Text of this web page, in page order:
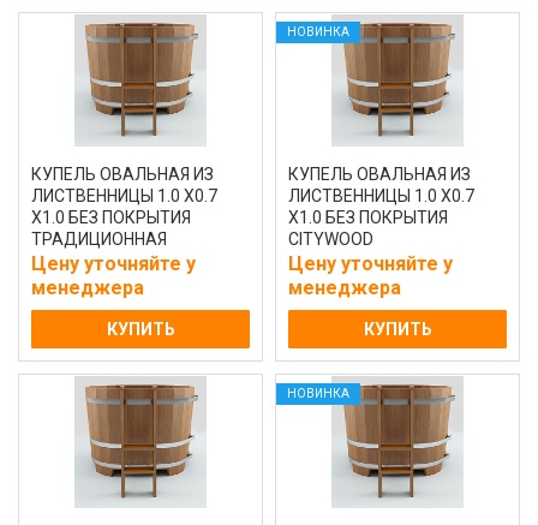
КУПЕЛЬ ОВАЛЬНАЯ ИЗ
ЛИСТВЕННИЦЫ 1.0 Х0.7
Х1.0 БЕЗ ПОКРЫТИЯ
ТРАДИЦИОННАЯ
Цену уточняйте у
менеджера
КУПИТЬ
НОВИНКА
КУПЕЛЬ ОВАЛЬНАЯ ИЗ
ЛИСТВЕННИЦЫ 1.0 Х0.7
Х1.0 БЕЗ ПОКРЫТИЯ
CITYWOOD
Цену уточняйте у
менеджера
КУПИТЬ
НОВИНКА